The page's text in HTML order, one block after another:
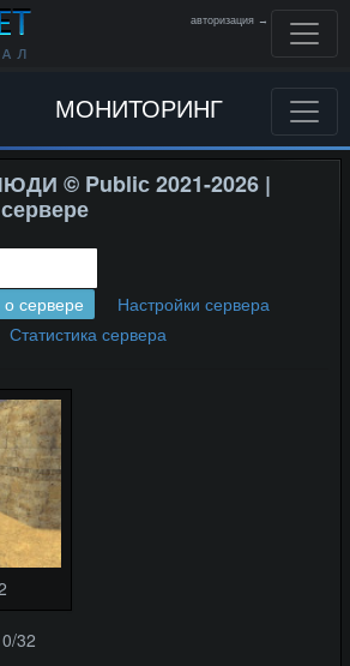
авторизация →
МОНИТОРИНГ
© Publiс 2021-2026 |
сервере
Настройки сервера
Статистика сервера
32